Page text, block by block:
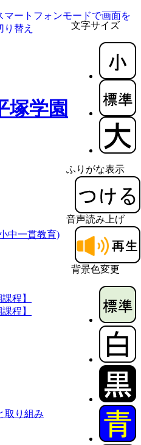
文字サイズ
ふりがな表示
音声読み上げ
背景色変更
マートフォンモードで画面を
り替え
塚学園
中一貫教育)
程】
程】
取り組み